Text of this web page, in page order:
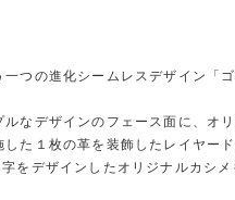
つの進化シームレスデザイン「
ルなデザインのフェース面に、オ
た１枚の革を装飾したレイヤード
をデザインしたオリジナルカシメ